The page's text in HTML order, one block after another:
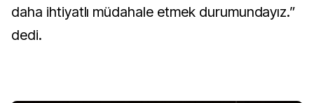
daha ihtiyatlı müdahale etmek durumundayız.”
dedi.